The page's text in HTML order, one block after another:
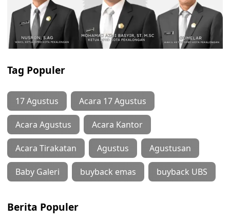
Tag Populer
17 Agustus Acara 17 Agustus
Acara Agustus Acara Kantor
Acara Tirakatan Agustus Agustusan
Baby Galeri buyback emas buyback UBS
Berita Populer